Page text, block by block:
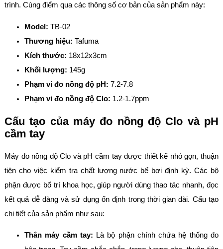
trình. Cùng điểm qua các thông số cơ bản của sản phẩm này:
Model: TB-02
Thương hiệu: Tafuma
Kích thước: 18x12x3cm
Khối lượng: 145g
Phạm vi đo nồng độ pH: 7.2-7.8
Phạm vi đo nồng độ Clo: 1.2-1.7ppm
Cấu tạo của máy đo nồng độ Clo và pH
cầm tay
Máy đo nồng độ Clo và pH cầm tay được thiết kế nhỏ gọn, thuận
tiện cho việc kiểm tra chất lượng nước bể bơi định kỳ. Các bộ
phận được bố trí khoa học, giúp người dùng thao tác nhanh, đọc
kết quả dễ dàng và sử dụng ổn định trong thời gian dài. Cấu tạo
chi tiết của sản phẩm như sau:
Thân máy cầm tay: Là bộ phận chính chứa hệ thống đo